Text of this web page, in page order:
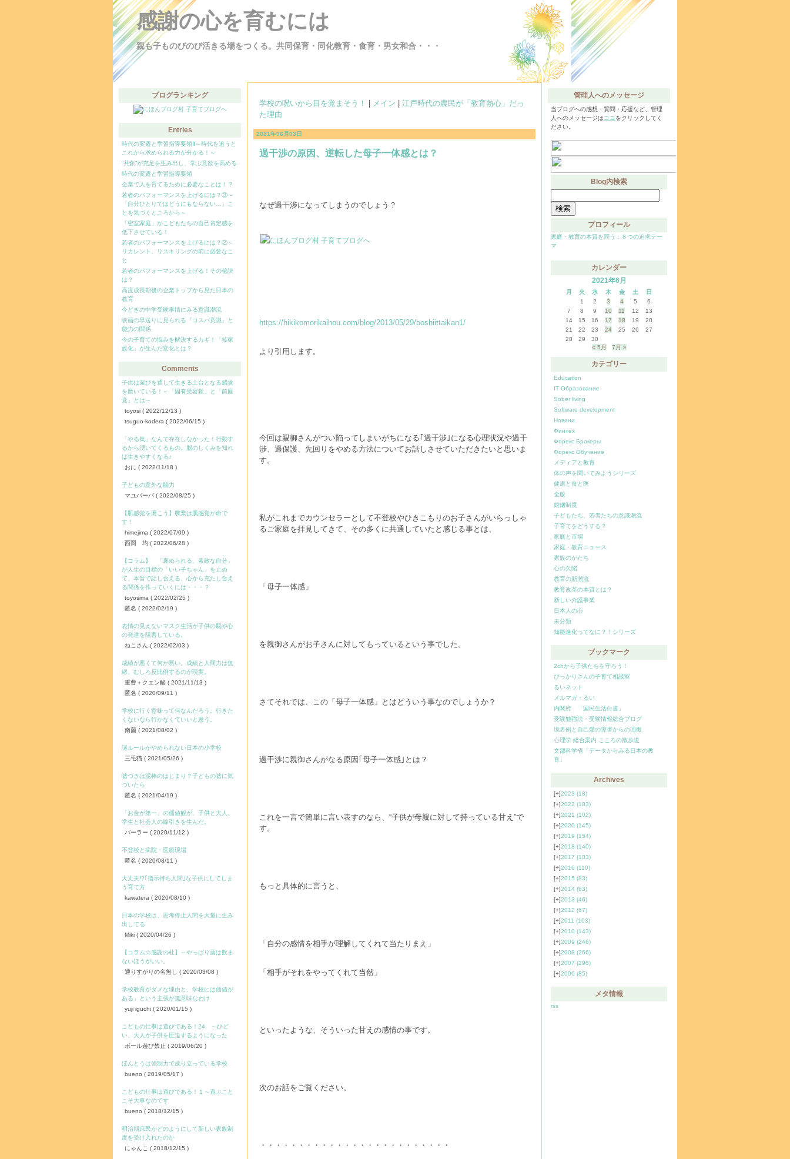
感謝の心を育むには
親も子ものびのび活きる場をつくる。共同保育・同化教育・食育・男女和合・・・
ブログランキング
Entries
時代の変遷と学習指導要領Ⅱ～時代を追うと
これから求められる力が分かる！～
“共創”が充足を生み出し、学ぶ意欲を高める
時代の変遷と学習指導要領
企業で人を育てるために必要なことは！？
若者のパフォーマンスを上げるには？③～
「自分ひとりではどうにもならない…」こ
とを気づくところから～
「密室家庭」がこどもたちの自己肯定感を
低下させている！
若者のパフォーマンスを上げるには？②～
リカレント、リスキリングの前に必要なこ
と
若者のパフォーマンスを上げる！その秘訣
は？
高度成長期後の企業トップから見た日本の
教育
今どきの中学受験事情にみる意識潮流
映画の早送りに見られる『コスパ意識』と
能力の関係
今の子育ての悩みを解決するカギ！「核家
族化」が生んだ変化とは？
Comments
子供は遊びを通して生きる土台となる感覚
を磨いている！～「固有受容覚」と「前庭
覚」とは～
toyosi ( 2022/12/13 )
tsuguo-kodera ( 2022/06/15 )
「やる気」なんて存在しなかった！行動す
るから湧いてくるもの。脳のしくみを知れ
ば生きやすくなる♪
おに ( 2022/11/18 )
子どもの意外な脳力
マユバーバ ( 2022/08/25 )
【肌感覚を磨こう】農業は肌感覚が命で
す！
himejima ( 2022/07/09 )
西岡 均 ( 2022/06/28 )
【コラム】 「褒められる、素敵な自分」
が人生の目標の「いい子ちゃん」を止め
て、本音で話し合える、心から充たし合え
る関係を作っていくには・・・？
toyosima ( 2022/02/25 )
匿名 ( 2022/02/19 )
表情の見えないマスク生活が子供の脳や心
の発達を阻害している。
ねこさん ( 2022/02/03 )
成績が悪くて何が悪い。成績と人間力は無
縁、むしろ反比例するのが現実。
重曹＋クエン酸 ( 2021/11/13 )
匿名 ( 2020/09/11 )
学校に行く意味って何なんだろう。行きた
くないなら行かなくていいと思う。
南薗 ( 2021/08/02 )
謎ルールがやめられない日本の小学校
三毛猫 ( 2021/05/26 )
嘘つきは泥棒のはじまり？子どもの嘘に気
づいたら
匿名 ( 2021/04/19 )
「お金が第一」の価値観が、子供と大人、
学生と社会人の線引きを生んだ。
バーラー ( 2020/11/12 )
不登校と病院・医療現場
匿名 ( 2020/08/11 )
大丈夫!?｢指示待ち人間｣な子供にしてしま
う育て方
kawatera ( 2020/08/10 )
日本の学校は、思考停止人間を大量に生み
出してる
Miki ( 2020/04/26 )
【コラム☆感謝の杜】～やっぱり薬は飲ま
ないほうがいい。
通りすがりの名無し ( 2020/03/08 )
学校教育がダメな理由と、学校には価値が
ある」という主張が無意味なわけ
yuji iguchi ( 2020/01/15 )
こどもの仕事は遊びである！24 ～ひど
い、大人が子供を圧迫するようになった
ボール遊び禁止 ( 2019/06/20 )
ほんとうは強制力で成り立っている学校
bueno ( 2019/05/17 )
こどもの仕事は遊びである！１～遊ぶこと
こそ大事なのです
bueno ( 2018/12/15 )
明治期庶民がどのようにして新しい家族制
度を受け入れたのか
にゃんこ ( 2018/12/15 )
学校の呪いから目を覚まそう！ メイン
江戸時代の農民が「教育熱心」だっ
た理由
2021年06月03日
過干渉の原因、逆転した母子一体感とは？
なぜ過干渉になってしまうのでしょう？
https://hikikomorikaihou.com/blog/2013/05/29/boshiittaikan1/
より引用します。
今回は親御さんがつい陥ってしまいがちになる｢過干渉｣になる心理状況や過干
渉、過保護、先回りをやめる方法についてお話しさせていただきたいと思いま
す。
私がこれまでカウンセラーとして不登校やひきこもりのお子さんがいらっしゃ
るご家庭を拝見してきて、その多くに共通していたと感じる事とは、
「母子一体感」
を親御さんがお子さんに対してもっているという事でした。
さてそれでは、この「母子一体感」とはどういう事なのでしょうか？
過干渉に親御さんがなる原因｢母子一体感｣とは？
これを一言で簡単に言い表すのなら、“子供が母親に対して持っている甘え”で
す。
もっと具体的に言うと、
「自分の感情を相手が理解してくれて当たりまえ」
「相手がそれをやってくれて当然」
といったような、そういった甘えの感情の事です。
次のお話をご覧ください。
・・・・・・・・・・・・・・・・・・・・・・・・・
管理人へのメッセージ
当ブログへの感想・質問・応援など、管理
人へのメッセージはココ をクリックしてく
ださい。
Blog内検索
索:
プロフィール
家庭・教育の本質を問う：８つの追求テー
マ
カレンダー
2021年6月
月 火 水 木 金 土
日
1
2 3 4 5
6
7
8 9 10 11 12
13
14
15 16 17 18 19
20
21
22 23 24 25 26
27
28
29
30
« 5月
7月 »
カテゴリー
Education
IT Образование
Sober living
Software development
Новини
Финтех
Форекс Брокеры
Форекс Обучение
メディアと教育
体の声を聞いてみようシリーズ
健康と食と医
全般
婚姻制度
子どもたち、若者たちの意識潮流
子育てをどうする？
家庭と市場
家庭・教育ニュース
家族のかたち
心の欠陥
教育の新潮流
教育改革の本質とは？
新しい介護事業
日本人の心
未分類
知能進化ってなに？！シリーズ
ブックマーク
2chから子供たちを守ろう！
ぴっかりさんの子育て相談室
るいネット
メルマガ・るい
内閣府 「国民生活白書」
受験勉強法・受験情報総合ブログ
境界例と自己愛の障害からの回復
心理学 総合案内 こころの散歩道
文部科学省「データからみる日本の教
育」
Archives
[+]2023 (18)
[+]2022 (183)
[+]2021 (102)
[+]2020 (145)
[+]2019 (154)
[+]2018 (140)
[+]2017 (103)
[+]2016 (110)
[+]2015 (83)
[+]2014 (63)
[+]2013 (46)
[+]2012 (67)
[+]2011 (103)
[+]2010 (143)
[+]2009 (246)
[+]2008 (266)
[+]2007 (296)
[+]2006 (85)
メタ情報
rss